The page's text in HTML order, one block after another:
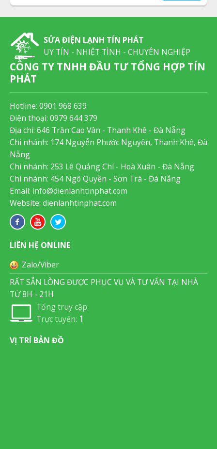
SỬA ĐIỆN LẠNH TÍN PHÁT
UY TÍN - NHIỆT TÌNH - CHUYÊN NGHIỆP
CÔNG TY TNHH ĐẦU TƯ TỔNG HỢP TÍN
PHÁT
Hotline: 0901 968 639
Điện thoại: 0979 644 379
Địa chỉ: 646 Trần Cao Vân - Thanh Khê - Đà Nẵng
Chi nhánh: 174 Nguyễn Phước Nguyên, Thanh Khê, Đà
Nẵng
Chi nhánh: 253 Lê Quảng Chí - Hoà Xuân - Đà Nẵng
Chi nhánh: 454 Ngô Quyền - Sơn Trà - Đà Nẵng
Email: info@dienlanhtinphat.com
Website: dienlanhtinphat.com
LIÊN HỆ ONLINE
Zalo/Viber
RẤT SẴN LÒNG ĐƯỢC PHỤC VỤ VÀ TƯ VẤN TẠI NHÀ
TỪ 8H - 21H
Tổng truy cập:
Trực tuyến: 1
VỊ TRÍ BẢN ĐỒ